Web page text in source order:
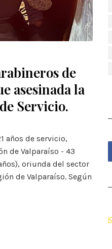
de
asesinada la
Servicio.
años de servicio,
de Valparaíso - 43
oriunda del sector
de Valparaíso. Según